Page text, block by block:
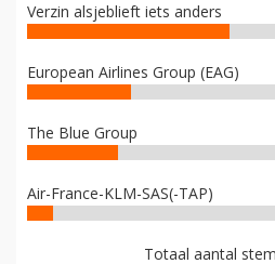
Verzin alsjeblieft iets anders
European Airlines Group (EAG)
The Blue Group
Air-France-KLM-SAS(-TAP)
Totaal aantal